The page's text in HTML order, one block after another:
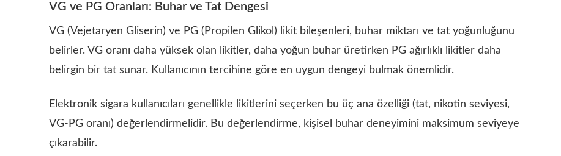
VG ve PG Oranları: Buhar ve Tat Dengesi
VG (Vejetaryen Gliserin) ve PG (Propilen Glikol) likit bileşenleri, buhar miktarı ve tat yoğunluğunu
belirler. VG oranı daha yüksek olan likitler, daha yoğun buhar üretirken PG ağırlıklı likitler daha
belirgin bir tat sunar. Kullanıcının tercihine göre en uygun dengeyi bulmak önemlidir.
Elektronik sigara kullanıcıları genellikle likitlerini seçerken bu üç ana özelliği (tat, nikotin seviyesi,
VG-PG oranı) değerlendirmelidir. Bu değerlendirme, kişisel buhar deneyimini maksimum seviyeye
çıkarabilir.